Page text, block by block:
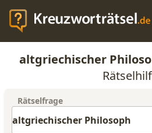
altgriechischer
Rätselfrage